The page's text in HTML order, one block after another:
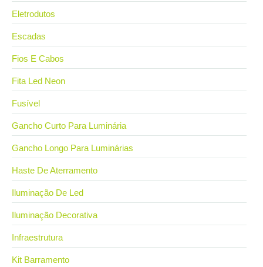
Eletrodutos
Escadas
Fios E Cabos
Fita Led Neon
Fusível
Gancho Curto Para Luminária
Gancho Longo Para Luminárias
Haste De Aterramento
Iluminação De Led
Iluminação Decorativa
Infraestrutura
Kit Barramento